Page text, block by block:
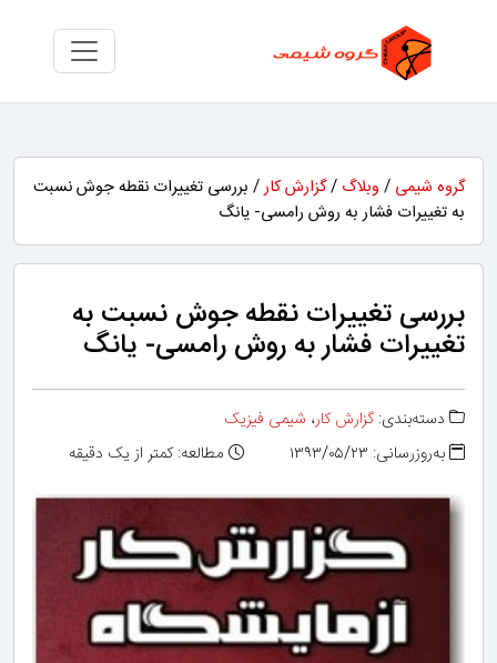
گروه شیمی / وبلاگ /گزارش کار/ بررسی تغییرات نقطه جوش نسبت
به تغییرات فشار به روش رامسی- یانگ
بررسی تغییرات نقطه جوش نسبت به
تغییرات فشار به روش رامسی- یانگ
دسته‌بندی:گزارش کار، شیمی فیزیک
به‌روزرسانی: ۱۳۹۳/۰۵/۲۳
مطالعه: کمتر از یک دقیقه